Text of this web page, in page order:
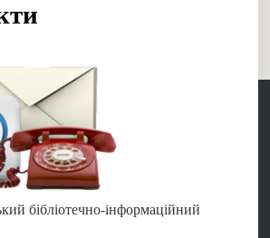
бібліотечно-інформаційний